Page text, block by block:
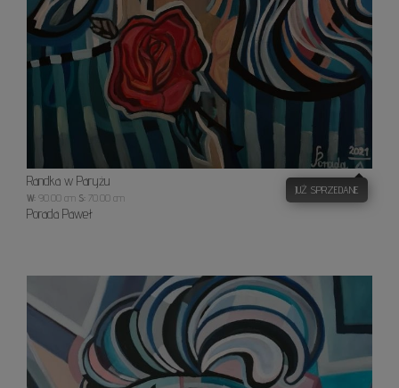
Randka w Paryżu
W: 90.00 cm S: 70.00 cm
Porada Paweł
JUŻ SPRZEDANE